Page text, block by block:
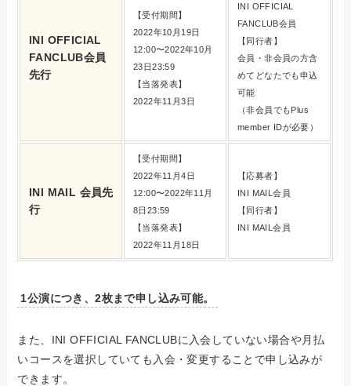
INI OFFICIAL
FANCLUB会員
先行
【受付期間】
2022年10月19日
12:00〜2022年10月
23日23:59
【当落発表】
2022年11月3日
INI OFFICIAL
FANCLUB会員
【同行者】
会員・非会員の方含
めてどなたでも申込
可能
（非会員でもPlus
member IDが必要）
INI MAIL 会員先
行
【受付期間】
2022年11月4日
12:00〜2022年11月
8日23:59
【当落発表】
2022年11月18日
【応募者】
INI MAIL会員
【同行者】
INI MAIL会員
1公演につき、2枚まで申し込み可能。
また、INI OFFICIAL FANCLUBに入会していない場合や月払
いコースを選択していても入会・変更することで申し込みが
できます。